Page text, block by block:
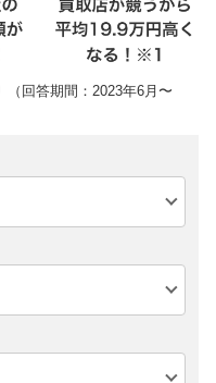
回答期間：2023年6月〜